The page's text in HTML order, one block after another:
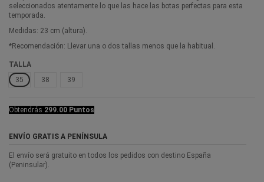
seleccionados atentamente lo que las hace las botas perfectas para esta
temporada.
Medidas: 23 cm (altura).
*Recomendación: Llevar una o dos tallas menos que la habitual.
TALLA
35
38 39
Obtendrás 299.00 Puntos
ENVÍO GRATIS A PENÍNSULA
El envío será gratuito en todos los pedidos con destino España
(Peninsular).